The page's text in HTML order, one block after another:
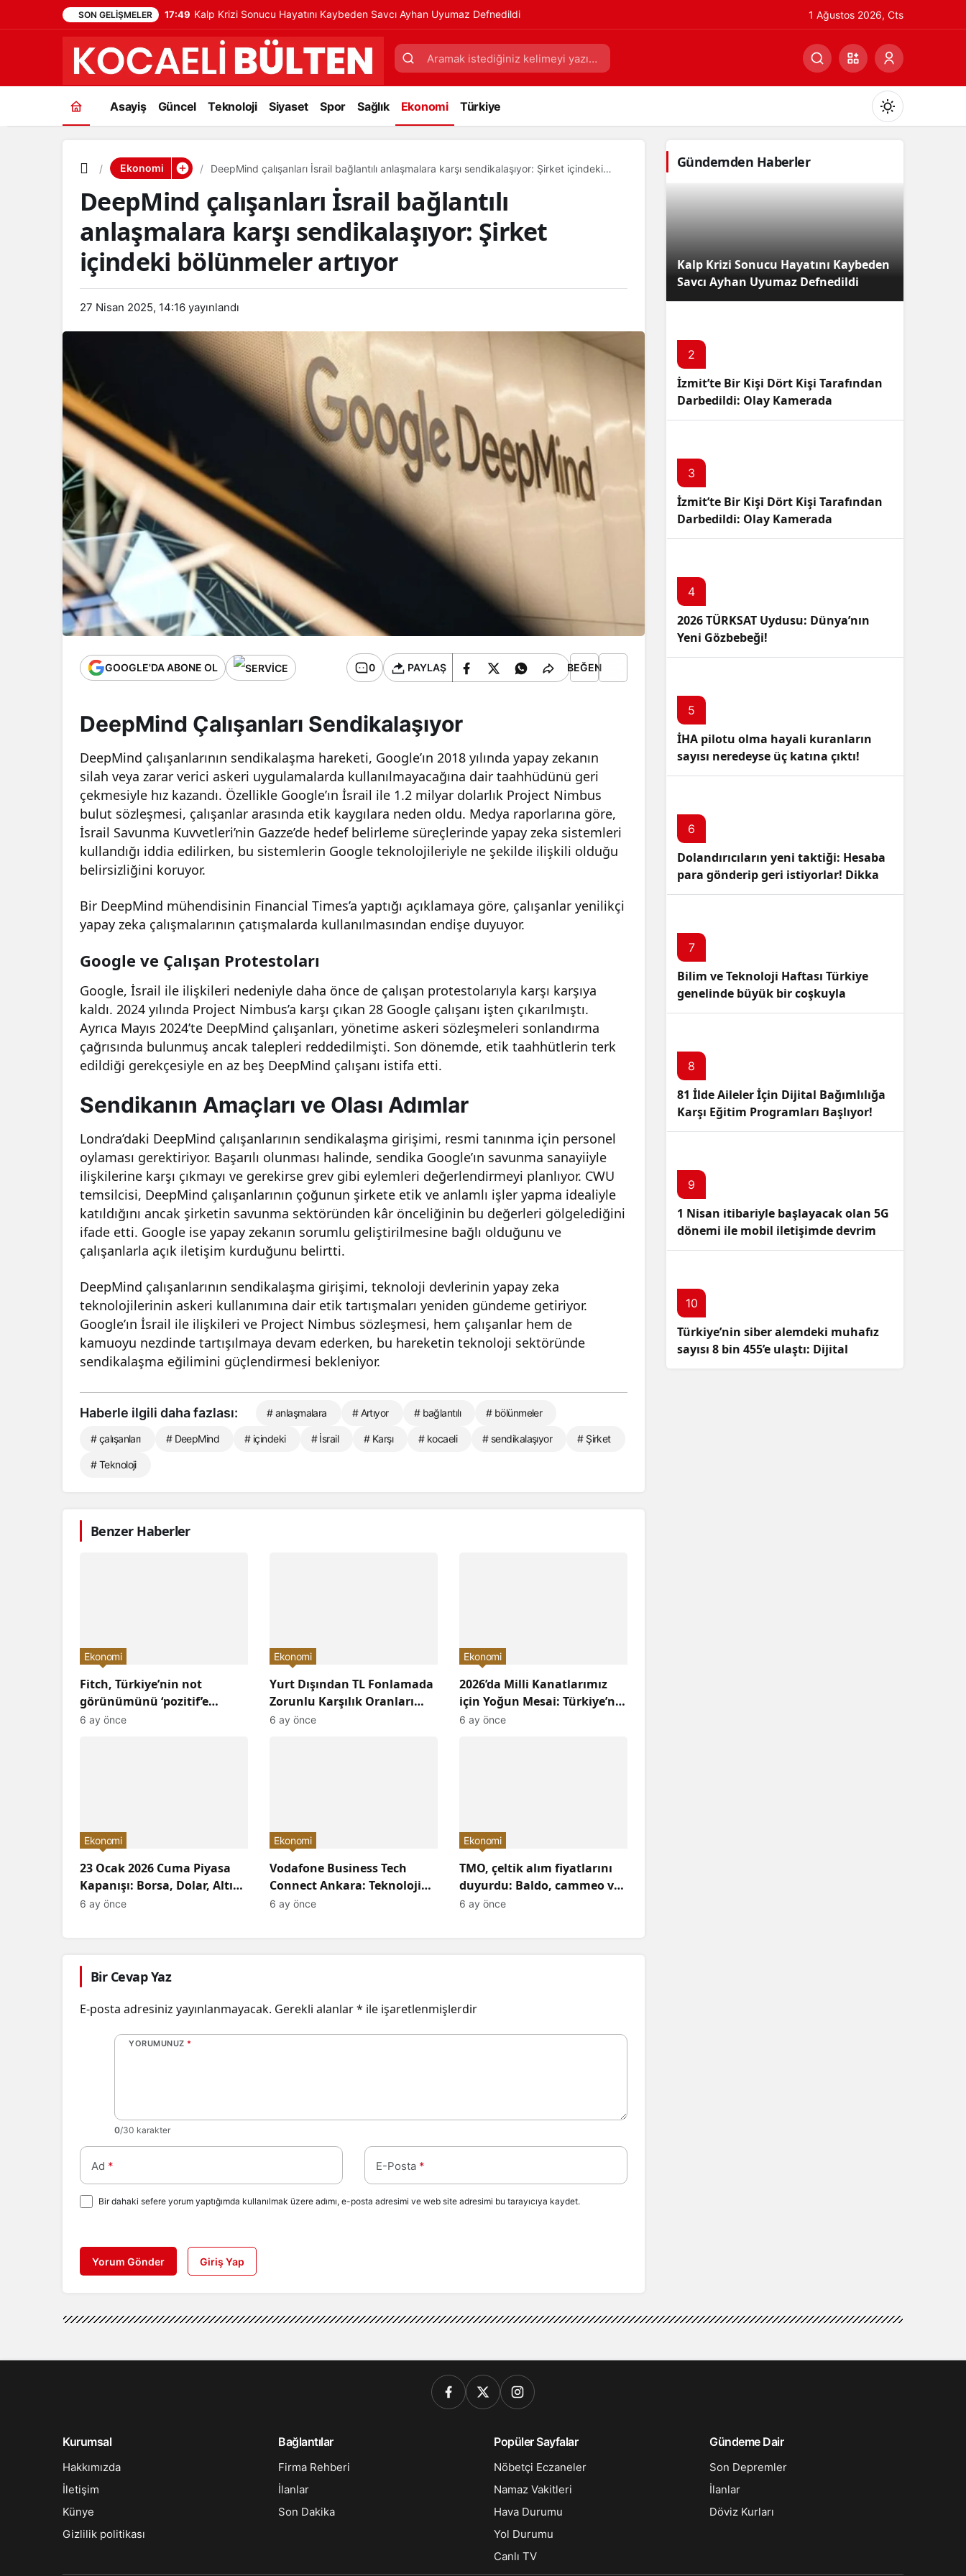
SON GELIŞMELER 17:49 Kalp Krizi Sonucu Hayatını Kaybeden Savcı Ayhan Uyumaz Defnedildi 1 Ağustos 2026, Cts
Asayiş Güncel Teknoloji Siyaset Spor Sağlık Ekonomi Türkiye
Gece Modu
Gece modunu seçin.
Ekonomi
DeepMind çalışanları İsrail bağlantılı anlaşmalara karşı sendikalaşıyor: Şirket içindeki
DeepMind çalışanları İsrail bağlantılı
anlaşmalara karşı sendikalaşıyor: Şirket
içindeki bölünmeler artıyor
27 Nisan 2025, 14:16 yayınlandı
GOOGLE'DA ABONE OL 0 PAYLAŞ BEĞEN
DeepMind Çalışanları Sendikalaşıyor
DeepMind çalışanlarının sendikalaşma hareketi, Google’ın 2018 yılında yapay zekanın
silah veya zarar verici askeri uygulamalarda kullanılmayacağına dair taahhüdünü geri
çekmesiyle hız kazandı. Özellikle Google’ın İsrail ile 1.2 milyar dolarlık Project Nimbus
bulut sözleşmesi, çalışanlar arasında etik kaygılara neden oldu. Medya raporlarına göre,
İsrail Savunma Kuvvetleri’nin Gazze’de hedef belirleme süreçlerinde yapay zeka sistemleri
kullandığı iddia edilirken, bu sistemlerin Google teknolojileriyle ne şekilde ilişkili olduğu
belirsizliğini koruyor.
Bir DeepMind mühendisinin Financial Times’a yaptığı açıklamaya göre, çalışanlar yenilikçi
yapay zeka çalışmalarının çatışmalarda kullanılmasından endişe duyuyor.
Google ve Çalışan Protestoları
Google, İsrail ile ilişkileri nedeniyle daha önce de çalışan protestolarıyla karşı karşıya
kaldı. 2024 yılında Project Nimbus’a karşı çıkan 28 Google çalışanı işten çıkarılmıştı.
Ayrıca Mayıs 2024’te DeepMind çalışanları, yönetime askeri sözleşmeleri sonlandırma
çağrısında bulunmuş ancak talepleri reddedilmişti. Son dönemde, etik taahhütlerin terk
edildiği gerekçesiyle en az beş DeepMind çalışanı istifa etti.
Sendikanın Amaçları ve Olası Adımlar
Londra’daki DeepMind çalışanlarının sendikalaşma girişimi, resmi tanınma için personel
oylaması gerektiriyor. Başarılı olunması halinde, sendika Google’ın savunma sanayiiyle
ilişkilerine karşı çıkmayı ve gerekirse grev gibi eylemleri değerlendirmeyi planlıyor. CWU
temsilcisi, DeepMind çalışanlarının çoğunun şirkete etik ve anlamlı işler yapma idealiyle
katıldığını ancak şirketin savunma sektöründen kâr önceliğinin bu değerleri gölgelediğini
ifade etti. Google ise yapay zekanın sorumlu geliştirilmesine bağlı olduğunu ve
çalışanlarla açık iletişim kurduğunu belirtti.
DeepMind çalışanlarının sendikalaşma girişimi, teknoloji devlerinin yapay zeka
teknolojilerinin askeri kullanımına dair etik tartışmaları yeniden gündeme getiriyor.
Google’ın İsrail ile ilişkileri ve Project Nimbus sözleşmesi, hem çalışanlar hem de
kamuoyu nezdinde tartışılmaya devam ederken, bu hareketin teknoloji sektöründe
sendikalaşma eğilimini güçlendirmesi bekleniyor.
Haberle ilgili daha fazlası: # anlaşmalara # Artıyor # bağlantılı # bölünmeler
# çalışanları # DeepMind # içindeki # İsrail # Karşı # kocaeli # sendikalaşıyor # Şirket
# Teknoloji
Benzer Haberler
Fitch, Türkiye’nin not
görünümünü ‘pozitif’e
çevirdi ve yatırımcıların
Ekonomi
6 ay önce
Yurt Dışından TL Fonlamada
Zorunlu Karşılık Oranları
Arttırıldı: Ekonomiye Etkileri
Ekonomi
6 ay önce
2026’da Milli Kanatlarımız
için Yoğun Mesai: Türkiye’nin
Havacılık Sektöründe
Ekonomi
6 ay önce
23 Ocak 2026 Cuma Piyasa
Kapanışı: Borsa, Dolar, Altın
ve Kripto Paralarda Bugün
Ekonomi
6 ay önce
Vodafone Business Tech
Connect Ankara: Teknoloji
Devrimi Konuşuldu,
Ekonomi
6 ay önce
TMO, çeltik alım fiyatlarını
duyurdu: Baldo, cammeo ve
Osmancık çeltik grupları için
Ekonomi
6 ay önce
Bir Cevap Yaz
E-posta adresiniz yayınlanmayacak. Gerekli alanlar* ile işaretlenmişlerdir
YORUMUNUZ *
0/30 karakter
Ad * E-Posta *
Bir dahaki sefere yorum yaptığımda kullanılmak üzere adımı, e-posta adresimi ve web site adresimi bu tarayıcıya kaydet.
Yorum Gönder Giriş Yap
Gündemden Haberler
Kalp Krizi Sonucu Hayatını Kaybeden
Savcı Ayhan Uyumaz Defnedildi
2
İzmit’te Bir Kişi Dört Kişi Tarafından
Darbedildi: Olay Kamerada
3
İzmit’te Bir Kişi Dört Kişi Tarafından
Darbedildi: Olay Kamerada
4
2026 TÜRKSAT Uydusu: Dünya’nın
Yeni Gözbebeği!
5
İHA pilotu olma hayali kuranların
sayısı neredeyse üç katına çıktı!
6
Dolandırıcıların yeni taktiği: Hesaba
para gönderip geri istiyorlar! Dikkat
Edin!
7
Bilim ve Teknoloji Haftası Türkiye
genelinde büyük bir coşkuyla
kutlandı: İşte Etkinlikler ve
8
81 İlde Aileler İçin Dijital Bağımlılığa
Karşı Eğitim Programları Başlıyor!
9
1 Nisan itibariyle başlayacak olan 5G
dönemi ile mobil iletişimde devrim
başlıyor!
10
Türkiye’nin siber alemdeki muhafız
sayısı 8 bin 455’e ulaştı: Dijital
Kurumsal
Hakkımızda
İletişim
Künye
Gizlilik politikası
Bağlantılar
Firma Rehberi
İlanlar
Son Dakika
Popüler Sayfalar
Nöbetçi Eczaneler
Namaz Vakitleri
Hava Durumu
Yol Durumu
Canlı TV
Gündeme Dair
Son Depremler
İlanlar
Döviz Kurları